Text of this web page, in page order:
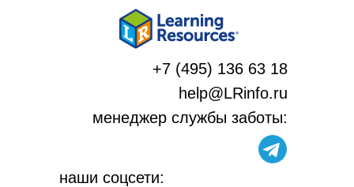
+7 (495) 136 63 18
help@LRinfo.ru
менеджер службы заботы:
наши соцсети: